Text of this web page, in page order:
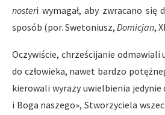
nosteri wymagał, aby zwracano się
sposób (por. Swetoniusz, Domicjan,
Oczywiście, chrześcijanie odmawiali
do człowieka, nawet bardzo
kierowali wyrazy uwielbienia jedynie
i Boga naszego», Stworzyciela